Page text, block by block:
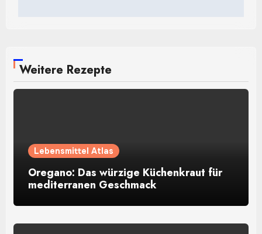
Weitere Rezepte
Lebensmittel Atlas
Oregano: Das würzige Küchenkraut für
mediterranen Geschmack